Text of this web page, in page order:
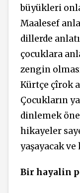
büyükleri
Maalesef
dillerde
çocuklara
zengin
Kürtçe çîrok
Çocukların
dinlemek
hikayeler
yaşayacak
Bir hayalin